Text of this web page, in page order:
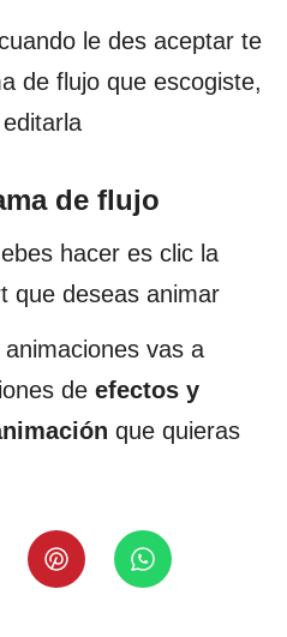
le des aceptar te
de flujo que escogiste,
de flujo
hacer es clic la
que deseas animar
vas a
de efectos y
que quieras